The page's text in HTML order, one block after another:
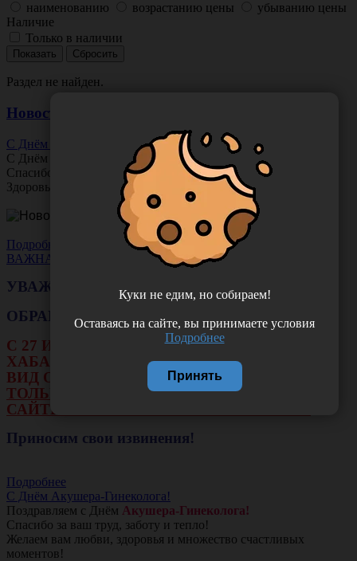
наименованию
возрастанию цены
убыванию цены
Наличие
Только в наличии
Раздел не найден.
Новости
С Днём Офтальмолога!
С Днём
Офтальмолога!
Спасибо за ясное зрение и заботу о пациентах.
Здоровья вам и новых профессиональных побед!
Подробнее
ВАЖНАЯ НОВОСТЬ
УВАЖАЕМЫЕ КЛИЕНТЫ!
ОБРАЩАЕМ ВАШЕ ВНИМАНИЕ!!!
С 27 ИЮЛЯ ПО 16 АВГУСТА В ФИЛИАЛЕ Г.
ХАБАРОВСКА НЕ БУДЕТ ДЕЙСТВОВАТЬ
ВИД ОПЛАТЫ: НАЛИЧНЫЕ И ТЕРМИНАЛ.
ТОЛЬКО ОПЛАТА ОНЛАЙН НА НАШЕМ
САЙТЕ ИЛИ ЧЕРЕЗ РАСЧЕТНЫЙ СЧЕТ.
Приносим свои извинения!
Подробнее
С Днём Акушера-Гинеколога!
Поздравляем с Днём Акушера-Гинеколога!
Спасибо за ваш труд, заботу и тепло!
Желаем вам любви, здоровья и множество счастливых
моментов!
Куки не едим, но собираем!
Оставаясь на сайте, вы принимаете условия
Подробнее
Принять